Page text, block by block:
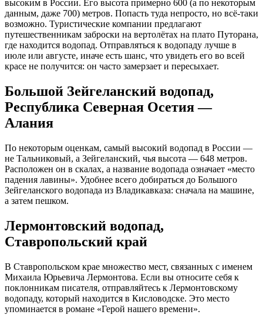
высоким в России. Его высота примерно 600 (а по некоторым
данным, даже 700) метров. Попасть туда непросто, но всё-таки
возможно. Туристические компании предлагают
путешественникам заброски на вертолётах на плато Путорана,
где находится водопад. Отправляться к водопаду лучше в
июле или августе, иначе есть шанс, что увидеть его во всей
красе не получится: он часто замерзает и пересыхает.
Большой Зейгеланский водопад,
Республика Северная Осетия —
Алания
По некоторым оценкам, самый высокий водопад в России —
не Тальниковый, а Зейгеланский, чья высота — 648 метров.
Расположен он в скалах, а название водопада означает «место
падения лавины». Удобнее всего добираться до Большого
Зейгеланского водопада из Владикавказа: сначала на машине,
а затем пешком.
Лермонтовский водопад,
Ставропольский край
В Ставропольском крае множество мест, связанных с именем
Михаила Юрьевича Лермонтова. Если вы относите себя к
поклонникам писателя, отправляйтесь к Лермонтовскому
водопаду, который находится в Кисловодске. Это место
упоминается в романе «Герой нашего времени».